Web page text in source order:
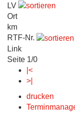
LV
Ort
km
RTF-Nr.
Link
Seite 1/0
|<
>|
drucken